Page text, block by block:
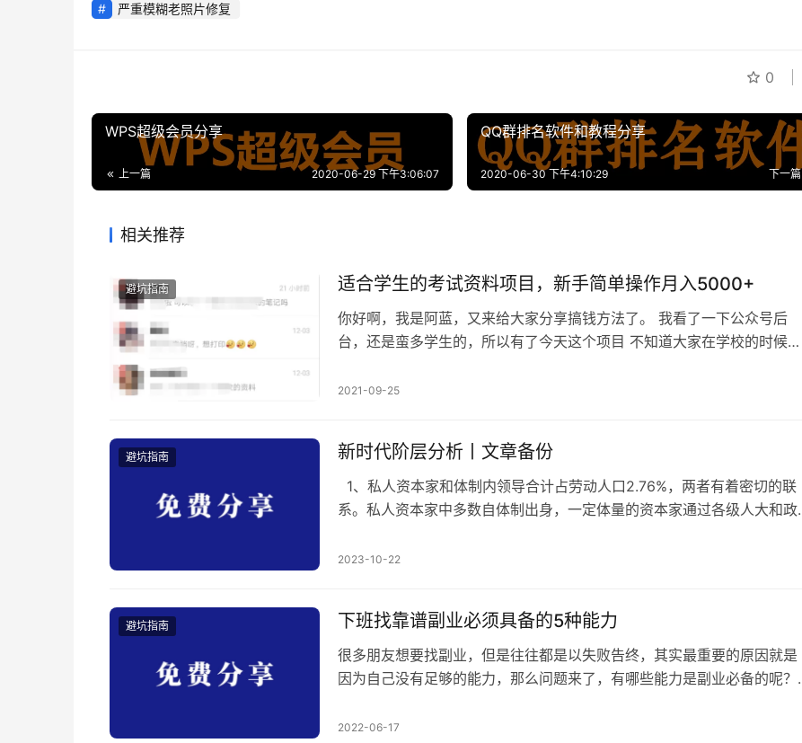
严重模糊老照片修复
0
WPS超级会员分享
上一篇 2020-06-29 下午3:06:07
QQ群排名软件和教程分享
下一篇
2020-06-30 下午4:10:29
相关推荐
避坑指南 适合学生的考试资料项目，新手简单操作月入5000+
你好啊，我是阿蓝，又来给大家分享搞钱方法了。 我看了一下公众号后
台，还是蛮多学生的，所以有了今天这个项目 不知道大家在学校的时候有
学渣，到处问学霸要复习笔记 还记得前面阿蓝文章里提到的话，你的需求
2021-09-25
避坑指南 新时代阶层分析丨文章备份
1、私人资本家和体制内领导合计占劳动人口2.76%，两者有着密切的联
系。私人资本家中多数自体制出身，一定体量的资本家通过各级人大和政
的人民内部矛盾，而不是敌我矛盾。 2、高级专业技术人员占劳动人口
2023-10-22
避坑指南 下班找靠谱副业必须具备的5种能力
很多朋友想要找副业，但是往往都是以失败告终，其实最重要的原因就是
因为自己没有足够的能力，那么问题来了，有哪些能力是副业必备的呢？
论坛上看到了一种可以免费发短信的手机卡，我一开始买来自己玩玩，后
2022-06-17